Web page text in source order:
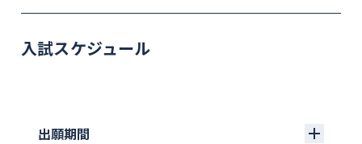
入試スケジュール
出願期間